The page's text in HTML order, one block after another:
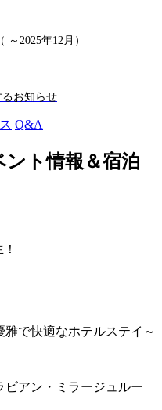
2025年12月）
お知らせ
Q&A
ント情報＆宿泊
！
で快適なホテルステイ～
アン・ミラージュルー